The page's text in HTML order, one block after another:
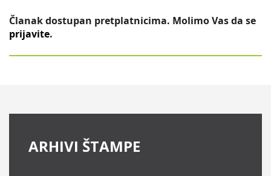
Članak dostupan pretplatnicima. Molimo Vas da se
prijavite.
ARHIVI ŠTAMPE